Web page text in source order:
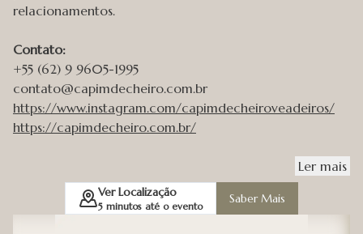
relacionamentos.
Contato:
+55 (62) 9 9605-1995
contato@capimdecheiro.com.br
https://www.instagram.com/capimdecheiroveadeiros/
https://capimdecheiro.com.br/
Ler mais
Ver Localização
5 minutos até o evento
Saber Mais